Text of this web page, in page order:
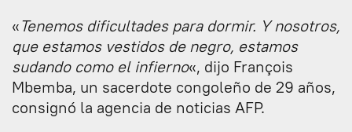
«Tenemos dificultades para dormir. Y nosotros,
que estamos vestidos de negro, estamos
sudando como el infierno«, dijo François
Mbemba, un sacerdote congoleño de 29 años,
consignó la agencia de noticias AFP.